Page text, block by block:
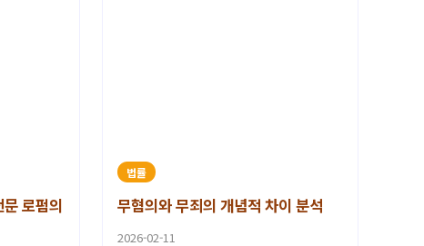
로펌의
법률
무혐의와 무죄의 개념적 차이 분석
2026-02-11